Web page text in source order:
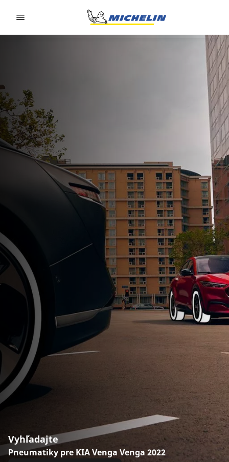
Vyhľadajte
Pneumatiky pre KIA Venga Venga 2022